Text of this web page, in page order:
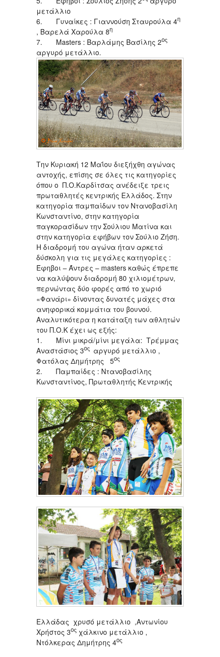
μετάλλιο
6. Γυναίκες : Γιαννούση Σταυρούλα 4η
, Βαρελά Χαρούλα 8η
7. Μasters : Βαρλάμης Βασίλης 2ος
αργυρό μετάλλιο.
Την Κυριακή 12 Μαΐου διεξήχθη αγώνας
αντοχής, επίσης σε όλες τις κατηγορίες
όπου ο Π.Ο.Καρδίτσας ανέδειξε τρεις
πρωταθλητές κεντρικής Ελλάδος. Στην
κατηγορία παμπαίδων τον Ντανοβασίλη
Κωνσταντίνο, στην κατηγορία
παγκορασίδων την Σούλιου Ματίνα και
στην κατηγορία εφήβων τον Σούλιο Ζήση.
Η διαδρομή του αγώνα ήταν αρκετά
δύσκολη για τις μεγάλες κατηγορίες :
Έφηβοι – Άντρες – masters καθώς έπρεπε
να καλύψουν διαδρομή 80 χιλιομέτρων,
περνώντας δύο φορές από το χωριό
«Φανάρι» δίνοντας δυνατές μάχες στα
ανηφορικά κομμάτια του βουνού.
Αναλυτικότερα η κατάταξη των αθλητών
του Π.Ο.Κ έχει ως εξής:
1. Μίνι μικρά/μίνι μεγάλα: Τρέμμας
Αναστάσιος 3ος αργυρό μετάλλιο ,
Φατόλας Δημήτρης 5ος
2. Παμπαίδες : Ντανοβασίλης
Κωνσταντίνος, Πρωταθλητής Κεντρικής
Ελλάδας χρυσό μετάλλιο ,Αντωνίου
Χρήστος 3ος χάλκινο μετάλλιο ,
Ντόλκερας Δημήτρης 4ος